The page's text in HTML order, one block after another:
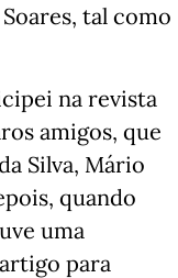
tal como
na revista
amigos, que
Silva, Mário
quando
uma
para